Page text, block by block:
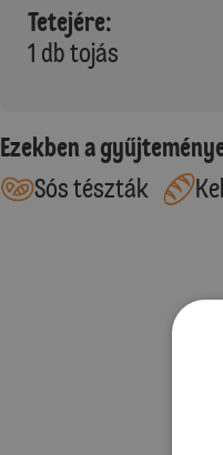
Tetejére:
1 db tojás
Ezekben a
Sós tészták